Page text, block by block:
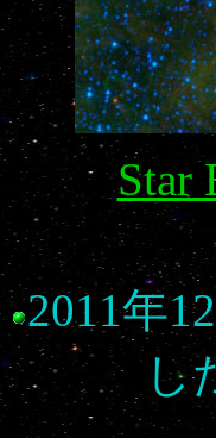
Star
2011年
し